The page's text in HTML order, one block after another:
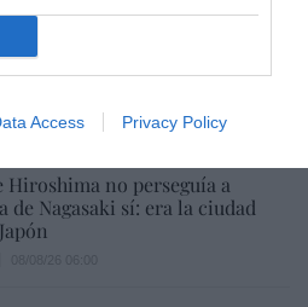
Access Privacy Policy
no siempre el
culpa
Hiroshima no perseguía a
de Nagasaki sí: era la ciudad